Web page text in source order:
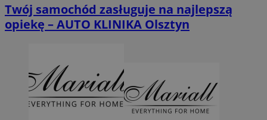
Twój samochód zasługuje na najlepszą
opiekę – AUTO KLINIKA Olsztyn